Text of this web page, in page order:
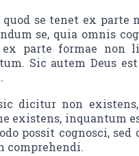
se tenet ex parte
se, quia omnis
parte formae non
Sic autem Deus
dicitur non
existens, inquantum
possit cognosci, sed
comprehendi.